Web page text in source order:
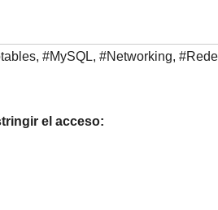
, #MySQL, #Networking,
el acceso: